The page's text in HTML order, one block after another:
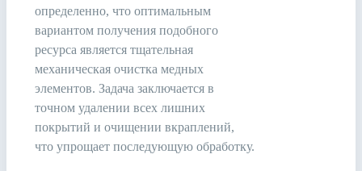
определенно, что оптимальным
вариантом получения подобного
ресурса является тщательная
механическая очистка медных
элементов. Задача заключается в
точном удалении всех лишних
покрытий и очищении вкраплений,
что упрощает последующую обработку.